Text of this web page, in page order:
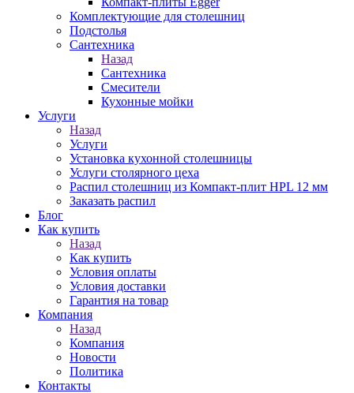
Комплектующие для столешниц
Подстолья
Сантехника
Назад
Сантехника
Смесители
Кухонные мойки
Услуги
Назад
Услуги
Установка кухонной столешницы
Услуги столярного цеха
Распил столешниц из Компакт-плит HPL 12 мм
Заказать распил
Блог
Как купить
Назад
Как купить
Условия оплаты
Условия доставки
Гарантия на товар
Компания
Назад
Компания
Новости
Политика
Контакты